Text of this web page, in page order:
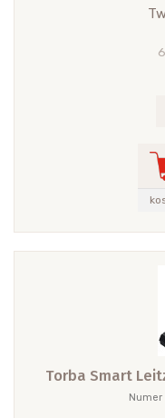
Torba Smart